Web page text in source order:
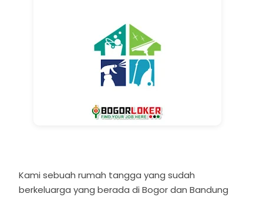
Kami sebuah rumah tangga yang sudah
berkeluarga yang berada di Bogor dan Bandung